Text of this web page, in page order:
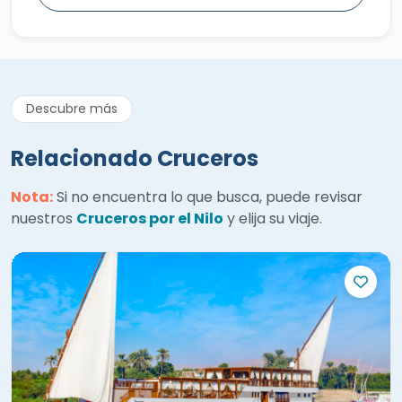
Descubre más
Relacionado Cruceros
Nota:Si no encuentra lo que busca, puede revisar
nuestros Cruceros por el Nilo y elija su viaje.